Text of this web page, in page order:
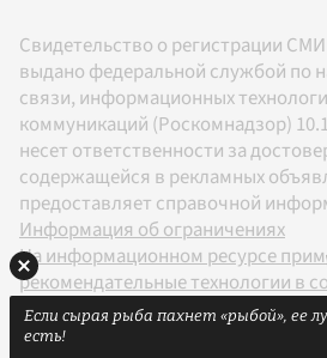
Свидетельство о регистрации
выдано федеральной службой по
связи, информационных
коммуникаций (Роскомнадзор)
несет ответственности за
содержащейся в рекламных
предоставляет справочной
Информация об ограничениях
На информационном ресурсе
рекомендательные технологии в
Правилами
Если сырая рыба пахнет «рыбой», ее
есть!